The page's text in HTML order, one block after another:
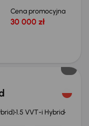
Cena promocyjna
30 000 zł
1.5 VVT-i Hybrid